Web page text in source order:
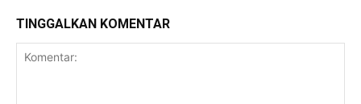
TINGGALKAN KOMENTAR